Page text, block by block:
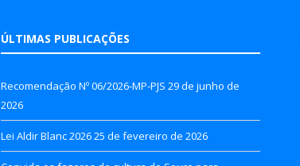
ÚLTIMAS PUBLICAÇÕES
Recomendação Nº 06/2026-MP-PJS 29 de junho de
2026
Lei Aldir Blanc 202625 de fevereiro de 2026